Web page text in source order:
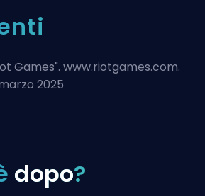
Games". www.riotgames.com.
2025
dopo?